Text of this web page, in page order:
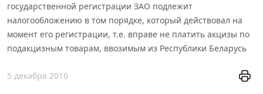
государственной регистрации ЗАО подлежит
налогообложению в том порядке, который действовал на
момент его регистрации, т.е. вправе не платить акцизы по
подакцизным товарам, ввозимым из Республики Беларусь
5 декабря 2016